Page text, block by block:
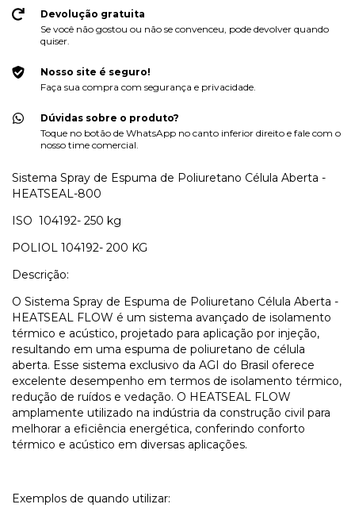
Devolução gratuita
Se você não gostou ou não se convenceu, pode devolver quando
quiser.
Nosso site é seguro!
Faça sua compra com segurança e privacidade.
Dúvidas sobre o produto?
Toque no botão de WhatsApp no canto inferior direito e fale com o
nosso time comercial.
Sistema Spray de Espuma de Poliuretano Célula Aberta -
HEATSEAL-800
ISO 104192- 250 kg
POLIOL 104192- 200 KG
Descrição:
O Sistema Spray de Espuma de Poliuretano Célula Aberta -
HEATSEAL FLOW é um sistema avançado de isolamento
térmico e acústico, projetado para aplicação por injeção,
resultando em uma espuma de poliuretano de célula
aberta. Esse sistema exclusivo da AGI do Brasil oferece
excelente desempenho em termos de isolamento térmico,
redução de ruídos e vedação. O HEATSEAL FLOW
amplamente utilizado na indústria da construção civil para
melhorar a eficiência energética, conferindo conforto
térmico e acústico em diversas aplicações.
Exemplos de quando utilizar: